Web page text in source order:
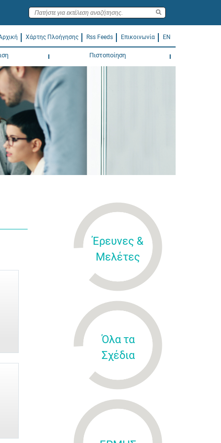
Χάρτης Πλοήγησης Rss Feeds Επικοινωνία EN
Πιστοποίηση
Έρευνες &
Μελέτες
Όλα τα
Σχέδια